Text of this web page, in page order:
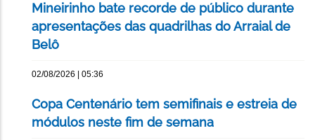
Mineirinho bate recorde de público durante
apresentações das quadrilhas do Arraial de
Belô
02/08/2026 | 05:36
Copa Centenário tem semifinais e estreia de
módulos neste fim de semana